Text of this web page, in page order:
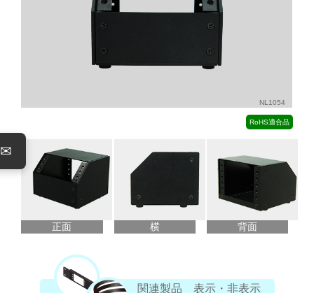
NL1054
RoHS適合品
正面 横 背面
関連製品 表示・非表示
✉